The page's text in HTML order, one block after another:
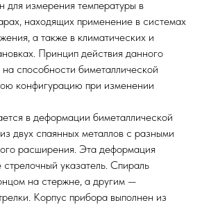
для измерения температуры в
находящих применение в системах
а также в климатических и
Принцип действия данного
способности биметаллической
конфигурацию при изменении
в деформации биметаллической
двух спаянных металлов с разными
расширения. Эта деформация
указатель. Спираль
на стержне, а другим —
Корпус прибора выполнен из